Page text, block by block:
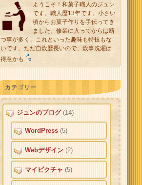
ようこそ！和菓子職人のジュン
です。職人歴13年です。小さい
頃からお菓子作りを手伝ってき
ました。修業に入ってからは断
つ事が多く、これといった趣味も特技もな
いです。ただ自炊歴長いので、炊事洗濯は
得意かも
カテゴリー
ジュンのブログ(14)
WordPress(5)
Webデザイン(2)
マイピクチャ(5)